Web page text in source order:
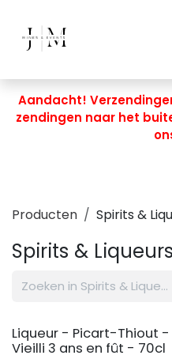
Aandacht!
zendingen naar het
Producten Spirits &
Spirits & Liqueurs
Liqueur - Picart-Thiout
Vieilli 3 ans en fût - 70cl